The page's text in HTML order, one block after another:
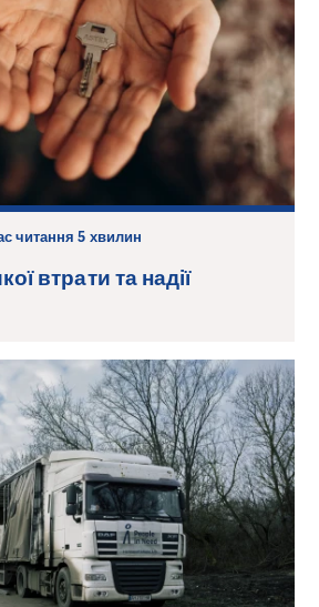
читання 5 хвилин
втрати та надії